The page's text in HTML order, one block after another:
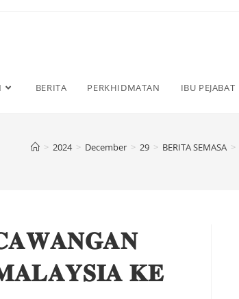
BERITA PERKHIDMATAN IBU PEJABAT
> 2024 > December > 29 > BERITA SEMASA >
𝐊𝐄